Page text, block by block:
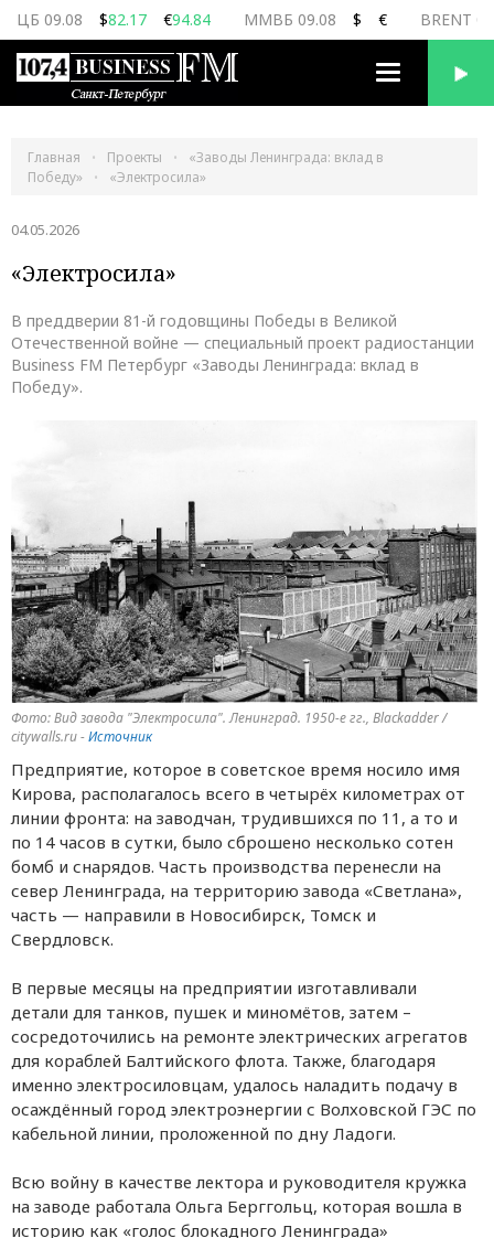
ЦБ 09.08 $82.17 €94.84 ММВБ 09.08 $ € BRENT
Переключить
Главная Проекты
«Заводы Ленинграда: вклад в
Победу»
«Электросила»
04.05.2026
«Электросила»
В преддверии 81-й годовщины Победы в Великой
Отечественной войне — специальный проект радиостанции
Business FM Петербург «Заводы Ленинграда: вклад в
Победу».
Фото: Вид завода "Электросила". Ленинград. 1950-е гг., Blackadder /
citywalls.ru -Источник
Предприятие, которое в советское время носило имя
Кирова, располагалось всего в четырёх километрах от
линии фронта: на заводчан, трудившихся по 11, а то и
по 14 часов в сутки, было сброшено несколько сотен
бомб и снарядов. Часть производства перенесли на
север Ленинграда, на территорию завода «Светлана»,
часть — направили в Новосибирск, Томск и
Свердловск.
В первые месяцы на предприятии изготавливали
детали для танков, пушек и миномётов, затем –
сосредоточились на ремонте электрических агрегатов
для кораблей Балтийского флота. Также, благодаря
именно электросиловцам, удалось наладить подачу в
осаждённый город электроэнергии с Волховской ГЭС по
кабельной линии, проложенной по дну Ладоги.
Всю войну в качестве лектора и руководителя кружка
на заводе работала Ольга Берггольц, которая вошла в
историю как «голос блокадного Ленинграда»